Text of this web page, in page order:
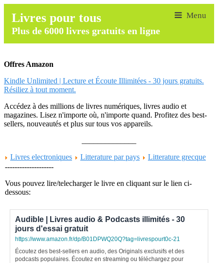
Livres pour tous
Plus de 6000 livres gratuits en ligne
Offres Amazon
Kindle Unlimited | Lecture et Écoute Illimitées - 30 jours gratuits.
Résiliez à tout moment.
Accédez à des millions de livres numériques, livres audio et
magazines. Lisez n'importe où, n'importe quand. Profitez des best-
sellers, nouveautés et plus sur tous vos appareils.
Livres electroniques
Litterature par pays
Litterature grecque
--------------------
Vous pouvez lire/telecharger le livre en cliquant sur le lien ci-
dessous:
Audible | Livres audio & Podcasts illimités - 30
jours d'essai gratuit
https://www.amazon.fr/dp/B01DPWQ20Q?tag=livrespourt0c-21
Écoutez des best-sellers en audio, des Originals exclusifs et des
podcasts populaires. Écoutez en streaming ou téléchargez pour